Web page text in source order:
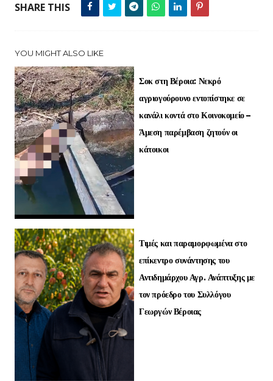
SHARE THIS
YOU MIGHT ALSO LIKE
Σοκ στη Βέροια: Νεκρό
αγριογούρουνο εντοπίστηκε σε
κανάλι κοντά στο Κοινοκομείο –
Άμεση παρέμβαση ζητούν οι
κάτοικοι
Τιμές και παραμορφωμένα στο
επίκεντρο συνάντησης του
Αντιδημάρχου Αγρ. Ανάπτυξης με
τον πρόεδρο του Συλλόγου
Γεωργών Βέροιας